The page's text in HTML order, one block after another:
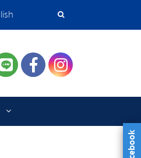
เครื่อง
ค้นหา
LINEFacebookInstagram
facebook